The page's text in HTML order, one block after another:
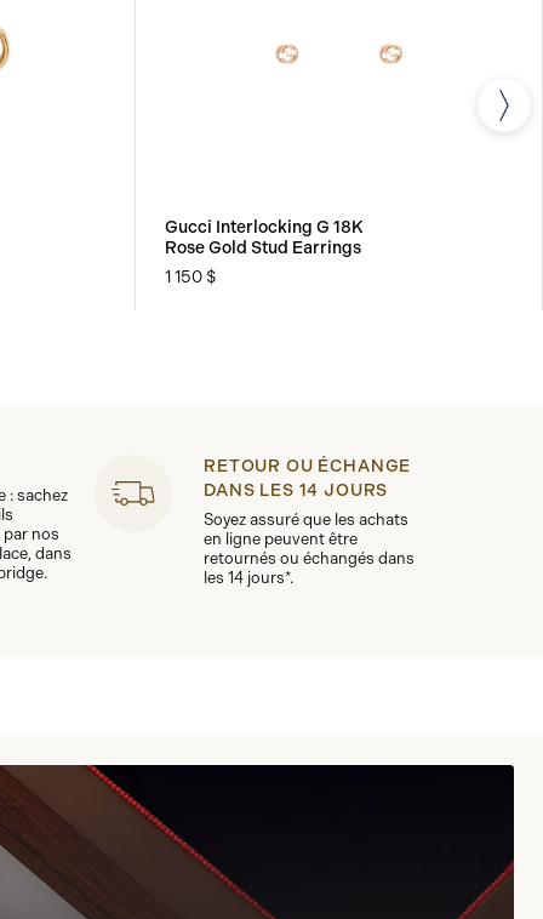
Gucci Interlocking G 18K
Rose Gold Stud Earrings
1 150 $
: sachez
nos
dans
RETOUR OU ÉCHANGE
DANS LES 14 JOURS
Soyez assuré que les achats
en ligne peuvent être
retournés ou échangés dans
les 14 jours*.